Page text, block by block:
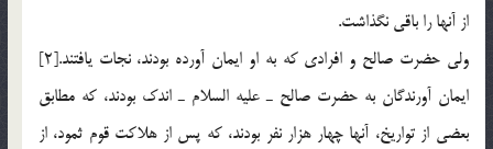
از آنها را باقي نگذاشت.
ولي حضرت صالح و افرادي كه به او ايمان آورده بودند، ‌نجات يافتند.[2]
ايمان آورندگان به حضرت صالح ـ عليه السلام ـ اندك بودند، كه مطابق
بعضي از تواريخ، ‌آنها چهار هزار نفر بودند، كه پس از هلاكت قوم ثمود، از